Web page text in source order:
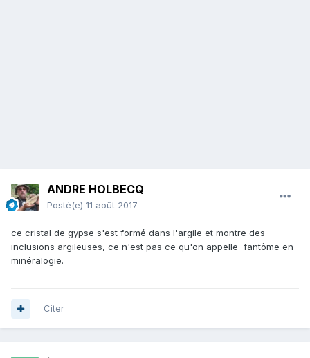
ANDRE HOLBECQ
Posté(e) 11 août 2017
ce cristal de gypse s'est formé dans l'argile et montre des
inclusions argileuses, ce n'est pas ce qu'on appelle fantôme en
minéralogie.
Citer